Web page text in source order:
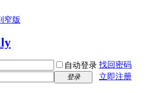
窄版
自动登录 找回密码
登录
立即注册